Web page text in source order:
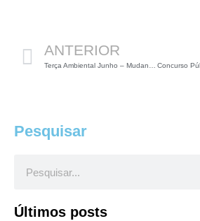
ANTERIOR
Terça Ambiental Junho – Mudanças Climáticas e os Efeitos para a Biodiversidade
Pesquisar
Últimos posts